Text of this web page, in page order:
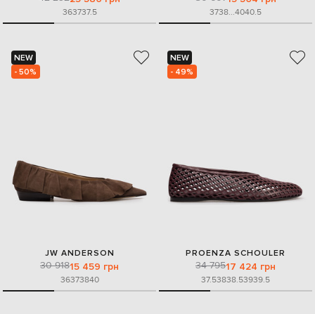
363737.5 3738...4040.5
NEW
- 50%
JW ANDERSON
30 91815 459 грн
36373840
NEW
- 49%
PROENZA SCHOULER
34 79517 424 грн
37.53838.53939.5